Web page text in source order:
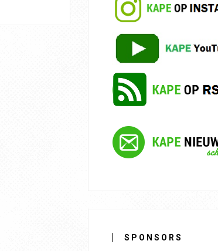
SPONSORS